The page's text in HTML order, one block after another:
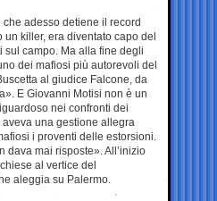
adesso detiene il record
killer, era diventato capo del
campo. Ma alla fine degli
dei mafiosi più autorevoli del
al giudice Falcone, da
E Giovanni Motisi non è un
nei confronti dei
una gestione allegra
i proventi delle estorsioni.
dava mai risposte». All’inizio
al vertice del
aleggia su Palermo.